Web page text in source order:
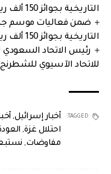
التاريخية بجوائز 150 ألف ريال
ضمن فعاليات موسم
التاريخية بجوائز 150 ألف ريال
رئيس الاتحاد
للاتحاد الآسيوي للشطرنج
TAGGED: أخبار إسرائيل,
احتلال غزة,
مفاوضات,